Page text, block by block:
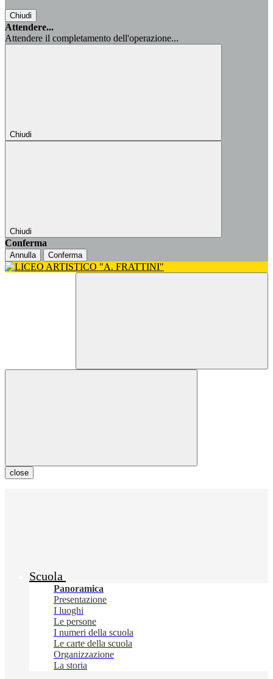
Chiudi
Attendere...
Attendere il completamento dell'operazione...
Chiudi
Chiudi
Conferma
Annulla Conferma
close
Scuola
Panoramica
Presentazione
I luoghi
Le persone
I numeri della scuola
Le carte della scuola
Organizzazione
La storia